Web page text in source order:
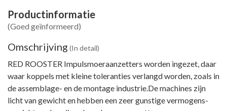
Productinformatie
(Goed geïnformeerd)
Omschrijving (In detail)
RED ROOSTER Impulsmoeraanzetters worden ingezet, daar
waar koppels met kleine toleranties verlangd worden, zoals in
de assemblage- en de montage industrie.De machines zijn
licht van gewicht en hebben een zeer gunstige vermogens-